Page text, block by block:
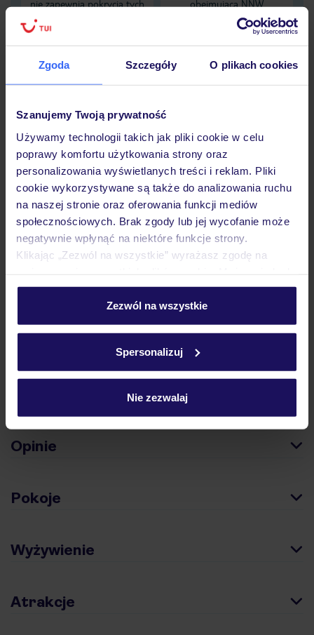
Zgoda Szczegóły O plikach cookies
Szanujemy Twoją prywatność
Używamy technologii takich jak pliki cookie w celu
poprawy komfortu użytkowania strony oraz
personalizowania wyświetlanych treści i reklam. Pliki
cookie wykorzystywane są także do analizowania ruchu
na naszej stronie oraz oferowania funkcji mediów
społecznościowych. Brak zgody lub jej wycofanie może
negatywnie wpłynąć na niektóre funkcje strony.
Klikając „Zezwól na wszystkie” wyrażasz zgodę na
personalizować swój wybór wchodząc w zakładkę
Szczegółowe informacje o plikach cookie znajdziesz
Zezwól na wszystkie
Spersonalizuj
Nie zezwalaj
nie zapewnia pokrycia tych
obejmującą NNW
zaistniałych pod wpływem
Dane Mondial Assistance
Sprawdź szczegóły
wariantów ochrony »
Dlaczego warto wybrać TUI?
Lider niskich cen
Największe biuro
podróży w Polsce
30 lat w
Opinie
Pokoje
Wyżywienie
Atrakcje